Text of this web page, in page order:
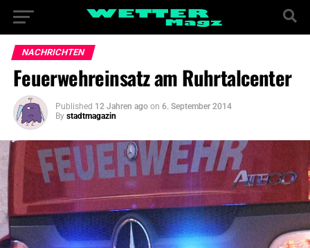
NACHRICHTEN
Feuerwehreinsatz am Ruhrtalcenter
Published 12 Jahren ago on 6. September 2014
By stadtmagazin